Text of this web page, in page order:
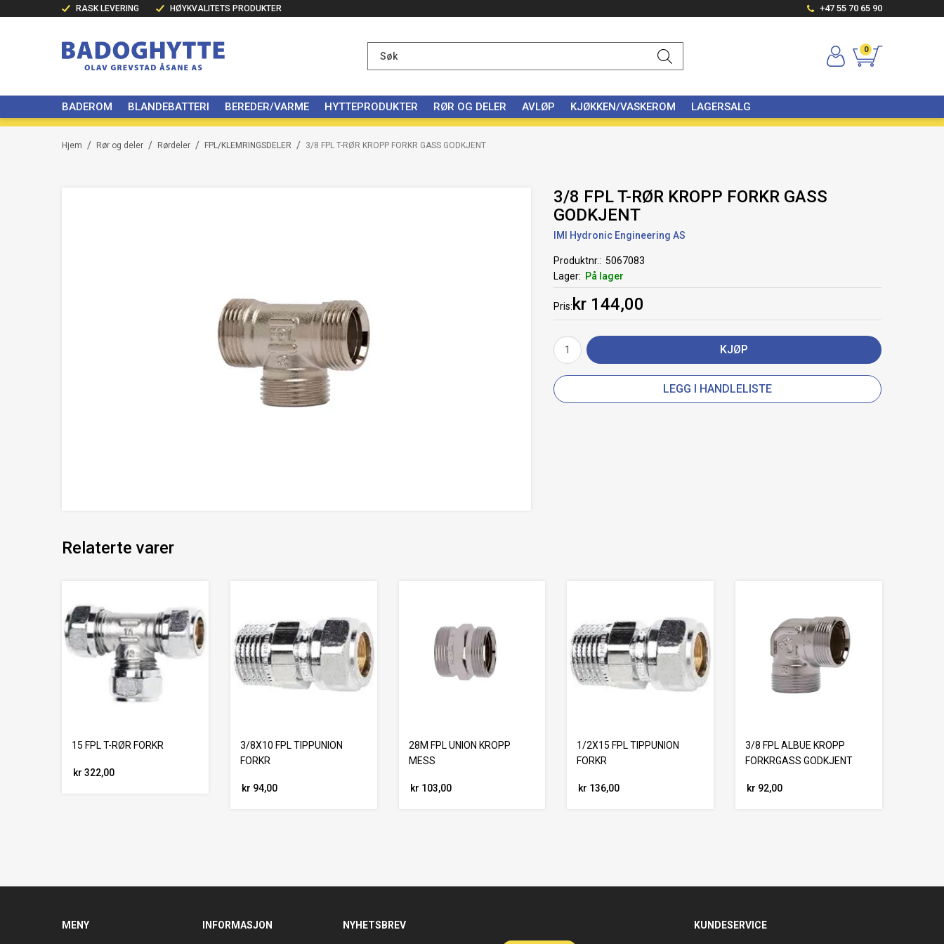
RASK LEVERING HØYKVALITETS PRODUKTER +47 55 70 65 90
0
BADEROM BLANDEBATTERI BEREDER/VARME HYTTEPRODUKTER RØR OG DELER AVLØP KJØKKEN/VASKEROM LAGERSALG
/
Hjem /
Rør og deler /
Rørdeler /
FPL/KLEMRINGSDELER 3/8 FPL T-RØR KROPP FORKR GASS GODKJENT
3/8 FPL T-RØR KROPP FORKR GASS
GODKJENT
IMI Hydronic Engineering AS
Produktnr.
5067083
Lager
På lager
Pris kr 144,00
KJØP
LEGG I HANDLELISTE
Relaterte varer
15 FPL T-RØR FORKR
kr 322,00
3/8X10 FPL TIPPUNION
FORKR
kr 94,00
28M FPL UNION KROPP
MESS
kr 103,00
1/2X15 FPL TIPPUNION
FORKR
kr 136,00
3/8 FPL ALBUE KROPP
FORKRGASS GODKJENT
kr 92,00
MENY INFORMASJON NYHETSBREV KUNDESERVICE